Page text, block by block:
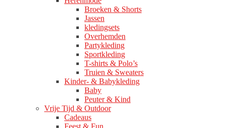
Broeken & Shorts
Jassen
kledingsets
Overhemden
Partykleding
Sportkleding
T-shirts & Polo’s
Truien & Sweaters
Kinder- & Babykleding
Baby
Peuter & Kind
Vrije Tijd & Outdoor
Cadeaus
Feest & Fun